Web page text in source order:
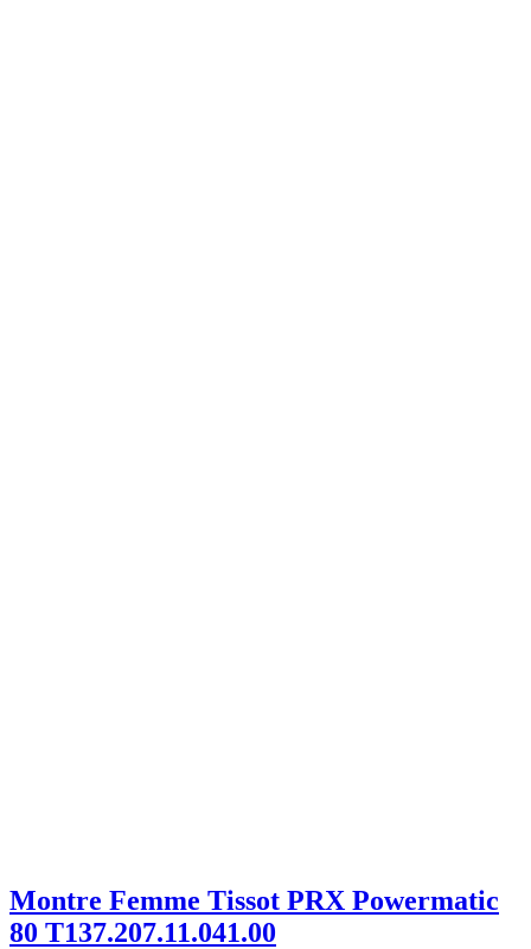
Montre Femme Tissot PRX Powermatic
80 T137.207.11.041.00